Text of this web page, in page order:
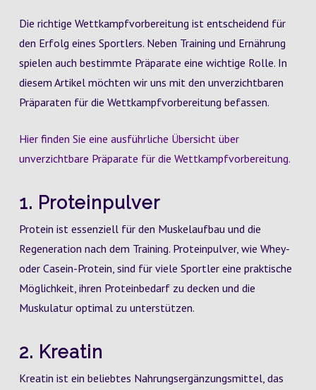
Die richtige Wettkampfvorbereitung ist entscheidend für
den Erfolg eines Sportlers. Neben Training und Ernährung
spielen auch bestimmte Präparate eine wichtige Rolle. In
diesem Artikel möchten wir uns mit den unverzichtbaren
Präparaten für die Wettkampfvorbereitung befassen.
Hier finden Sie eine ausführliche Übersicht über
unverzichtbare Präparate für die Wettkampfvorbereitung.
1. Proteinpulver
Protein ist essenziell für den Muskelaufbau und die
Regeneration nach dem Training. Proteinpulver, wie Whey-
oder Casein-Protein, sind für viele Sportler eine praktische
Möglichkeit, ihren Proteinbedarf zu decken und die
Muskulatur optimal zu unterstützen.
2. Kreatin
Kreatin ist ein beliebtes Nahrungsergänzungsmittel, das